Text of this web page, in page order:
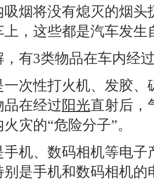
烟将没有熄灭的烟
上，这些都是汽车发生
3类物品在车内经过
性打火机、发胶、
品在经过阳光直射后，
灾的“危险分子”。
、数码相机等电子
别是手机和数码相机